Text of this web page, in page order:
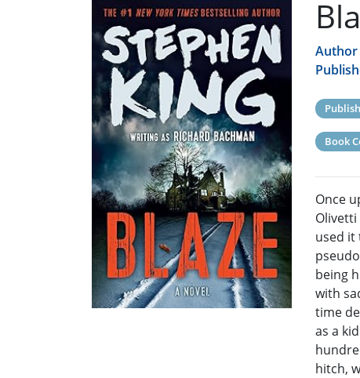
Author
Book
Once
used it
being
with
time
as a
hitch,